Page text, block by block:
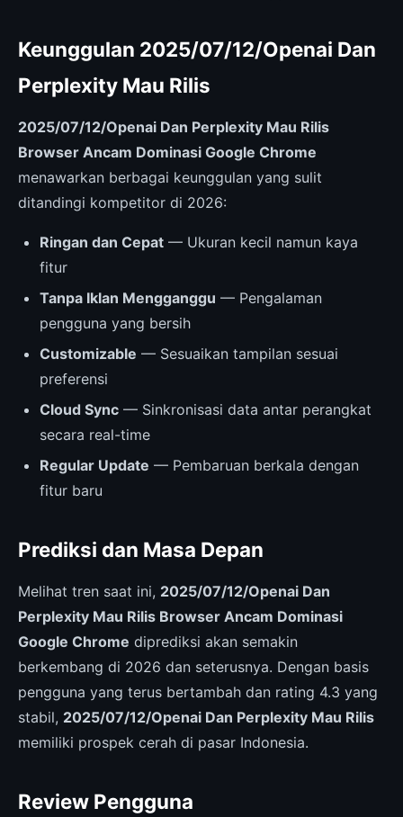
Keunggulan 2025/07/12/Openai Dan
Perplexity Mau Rilis
2025/07/12/Openai Dan Perplexity Mau Rilis
Browser Ancam Dominasi Google Chrome
menawarkan berbagai keunggulan yang sulit
ditandingi kompetitor di 2026:
Ringan dan Cepat — Ukuran kecil namun kaya
fitur
Tanpa Iklan Mengganggu — Pengalaman
pengguna yang bersih
Customizable — Sesuaikan tampilan sesuai
preferensi
Cloud Sync — Sinkronisasi data antar perangkat
secara real-time
Regular Update — Pembaruan berkala dengan
fitur baru
Prediksi dan Masa Depan
Melihat tren saat ini, 2025/07/12/Openai Dan
Perplexity Mau Rilis Browser Ancam Dominasi
Google Chrome diprediksi akan semakin
berkembang di 2026 dan seterusnya. Dengan basis
pengguna yang terus bertambah dan rating 4.3 yang
stabil, 2025/07/12/Openai Dan Perplexity Mau Rilis
memiliki prospek cerah di pasar Indonesia.
Review Pengguna